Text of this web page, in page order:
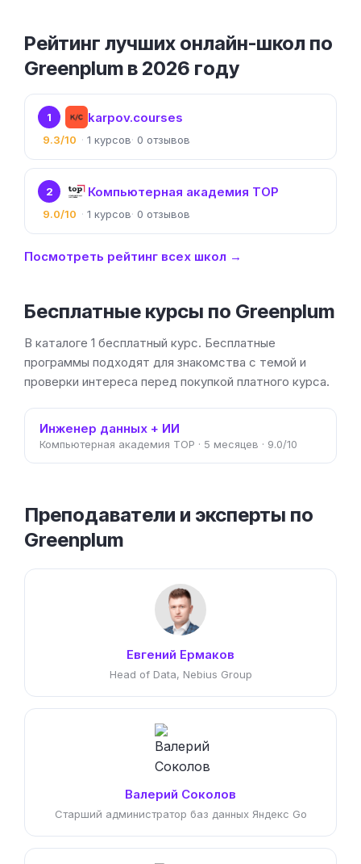
Рейтинг лучших онлайн-школ по
Greenplum в 2026 году
1 karpov.courses
9.3/10 1 0
2 Компьютерная академия TOP
9.0/10 1 0
Посмотреть рейтинг всех школ →
Бесплатные курсы по Greenplum
В каталоге 1 бесплатный курс. Бесплатные
программы подходят для знакомства с темой и
проверки интереса перед покупкой платного курса.
Инженер данных + ИИ
Компьютерная академия TOP · 5 месяцев · 9.0/10
Преподаватели и эксперты по
Greenplum
Евгений Ермаков
Head of Data, Nebius Group
Валерий Соколов
Старший администратор баз данных Яндекс Go